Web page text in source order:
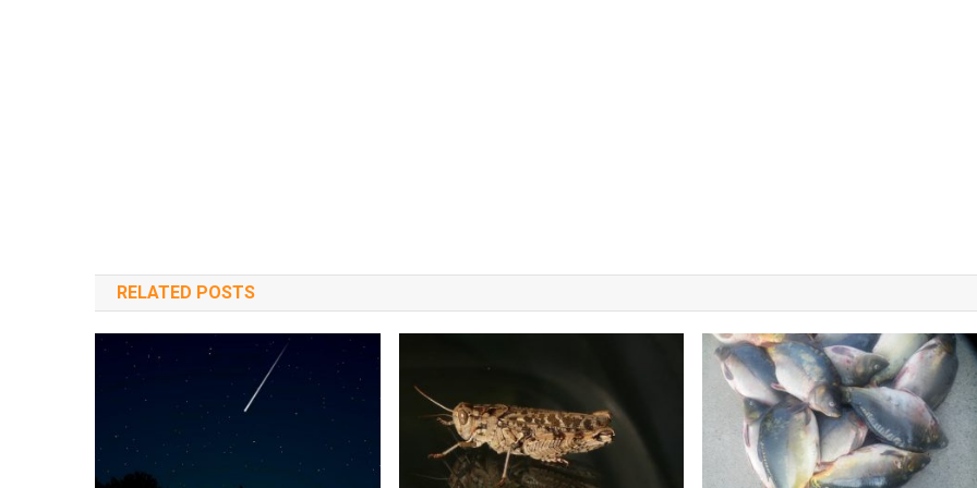
RELATED POSTS